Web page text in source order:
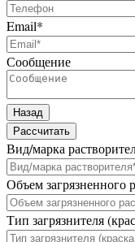
Email*
Сообщение
Назад
Рассчитать
Вид/марка
Объем загрязненного
Тип загрязнителя